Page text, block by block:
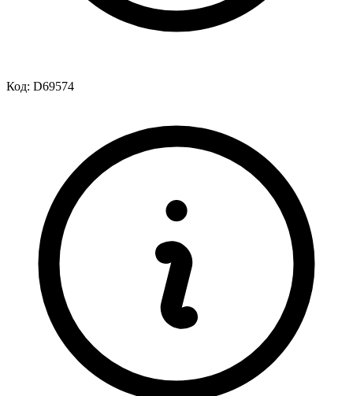
Код: D69574